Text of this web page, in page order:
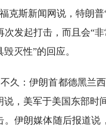
克斯新闻网说，特朗
发起打击，而且会“
灭性”的回应。
久：伊朗首都德黑兰
，美军于美国东部时
。伊朗媒体随后报道